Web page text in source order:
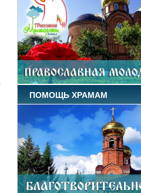
ПОМОЩЬ ХРАМАМ